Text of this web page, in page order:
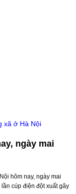
xã ở Hà Nội
ngày mai
hôm nay, ngày mai
cúp điện đột xuất gây